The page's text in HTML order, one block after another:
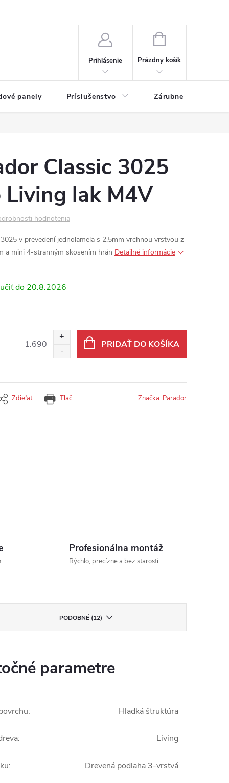
osobných údajov
Prihlásenie
NÁKUPNÝ KOŠÍK
Prázdny košík
panely Príslušenstvo Zárubne
Classic 3025
lak M4V
hodnotenia
v prevedení jednolamela s 2,5mm vrchnou vrstvou z
a mini 4-stranným skosením hrán Detailné informácie
20.8.2026
PRIDAŤ DO KOŠÍKA
Tlač
Zdieľať Značka: Parador
Profesionálna montáž
Rýchlo, precízne a bez starostí.
PODOBNÉ (12)
parametre
: Hladká štruktúra
: Living
: Drevená podlaha 3-vrstvá